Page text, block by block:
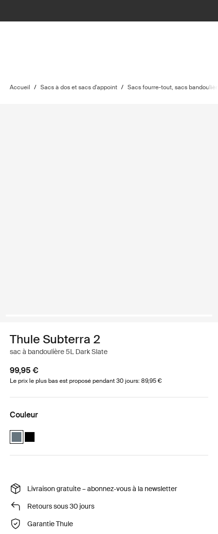
Accueil / Sacs à dos et sacs d'appoint / Sacs fourre-tout, sacs
Thule Subterra 2
sac à bandoulière 5L Dark Slate
99,95 €
Le prix le plus bas est proposé pendant 30 jours: 89,95 €
Couleur
Thule Subterra crossbody 5L Ardoise foncée (selected)
Thule Subterra crossbody 5L Noir
Livraison gratuite – abonnez‑vous à la newsletter
Retours sous 30 jours
Garantie Thule